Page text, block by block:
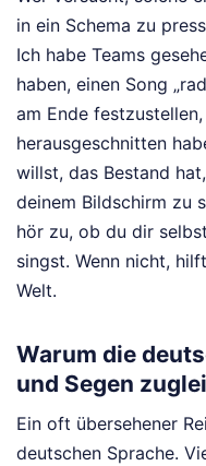
in ein Schema zu
Ich habe Teams
haben, einen Song
am Ende
herausgeschnitten
willst, das Bestand
deinem Bildschirm zu
hör zu, ob du dir
singst. Wenn nicht,
Welt.
Warum die
und Segen
Ein oft übersehener
deutschen Sprache.